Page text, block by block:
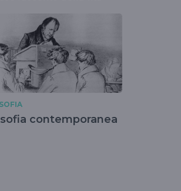
contemporanea